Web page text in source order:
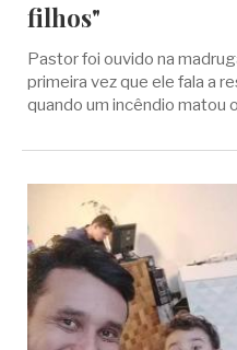
filhos"
Pastor foi ouvido na
primeira vez que ele fala a
quando um incêndio matou